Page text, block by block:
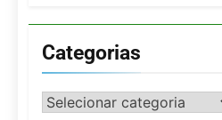
Categorias
Categorias